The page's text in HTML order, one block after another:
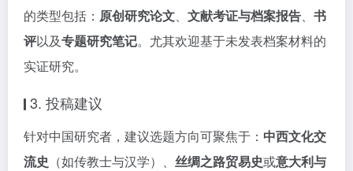
的类型包括： 原创研究论文、 文献考证与档案报告、 书
评以及专题研究笔记。尤其欢迎基于未发表档案材料的
实证研究。
3. 投稿建议
针对中国研究者，建议选题方向可聚焦于： 中西文化交
流史 （如传教士与汉学）、 丝绸之路贸易史或意大利与